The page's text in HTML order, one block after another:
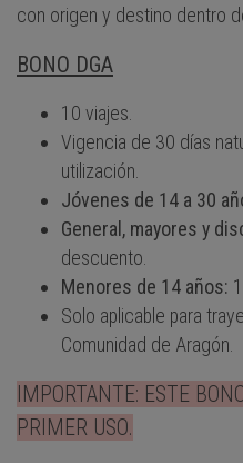
con origen y destino dentro
BONO DGA
10 viajes.
Vigencia de 30 días
utilización.
Jóvenes de 14 a 30
General, mayores y
descuento.
Menores de 14 años:
Solo aplicable para
Comunidad de Aragón.
IMPORTANTE: ESTE
PRIMER USO.